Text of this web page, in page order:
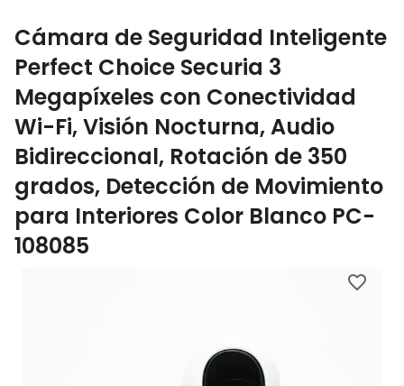
Cámara de Seguridad Inteligente
Perfect Choice Securia 3
Megapíxeles con Conectividad
Wi-Fi, Visión Nocturna, Audio
Bidireccional, Rotación de 350
grados, Detección de Movimiento
para Interiores Color Blanco PC-
108085